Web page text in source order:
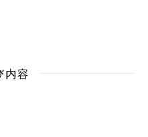
内容